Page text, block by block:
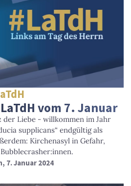
vom 7. Januar
Liebe - willkommen im Jahr
supplicans“ endgültig als
Kirchenasyl in Gefahr,
, 7. Januar 2024